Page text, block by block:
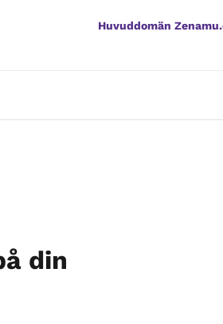
Huvuddomän
din